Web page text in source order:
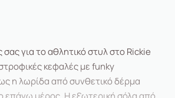
για το αθλητικό στυλ στο Rickie
κεφαλές με funky
η λωρίδα από συνθετικό δέρμα